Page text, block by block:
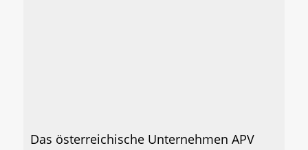
Das österreichische Unternehmen APV